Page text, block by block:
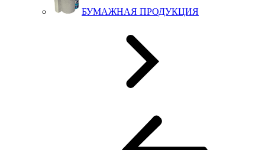
БУМАЖНАЯ ПРОДУКЦИЯ